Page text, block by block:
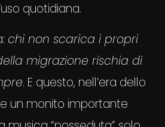
quotidiana.
chi non scarica i propri
migrazione rischia di
. E questo, nell’era dello
un monito importante